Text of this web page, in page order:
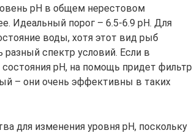
рН в общем нерестовом
Идеальный порог – 6.5-6.9 рН. Для
воды, хотя этот вид рыб
спектр условий. Если в
состояния рН, на помощь придет фильтр
– они очень эффективны в таких
для изменения уровня рН, поскольку